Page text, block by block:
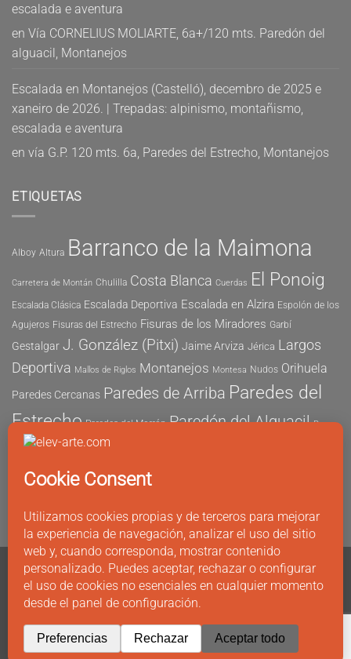
escalada e aventura
en Vía CORNELIUS MOLIARTE, 6a+/120 mts. Paredón del
alguacil, Montanejos
Escalada en Montanejos (Castelló), decembro de 2025 e
xaneiro de 2026. | Trepadas: alpinismo, montañismo,
escalada e aventura
en vía G.P. 120 mts. 6a, Paredes del Estrecho, Montanejos
ETIQUETAS
Alboy Altura Barranco de la Maimona
Carretera de Montán Chulilla Costa Blanca Cuerdas El Ponoig
Escalada Clásica Escalada Deportiva Escalada en Alzira Espolón de los
Agujeros Fisuras del Estrecho Fisuras de los Miradores Garbí
Gestalgar J. González (Pitxi) Jaime Arviza Jérica Largos
Deportiva Mallos de Riglos Montanejos Montesa Nudos Orihuela
Paredes Cercanas Paredes de Arriba Paredes del
Estrecho Paredes del Morrón Paredón del Alguacil Pau
Vicent Peña María Peñón de Ifach
Este Sector Sur Sector Tubo Seguridad
Fuertes Álvaro Vernich
CONTACTO
Copyright 2011 - 2026 ©elev-arte.com